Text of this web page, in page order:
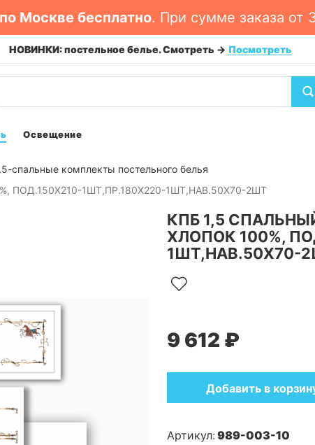
по Москве бесплатно. При сумме заказа от
ПОСТУПЛЕНИЕ: сковороды, сотейники, казаны
Освещение
спальные комплекты постельного белья
ПОД.150Х210-1ШТ,ПР.180Х220-1ШТ,НАВ.50Х70-2ШТ
КПБ 1,5
ХЛОПОК 100%,
1ШТ,НАВ.50Х70-
9 612 ₽
Добавить в
Артикул: 989-003-10